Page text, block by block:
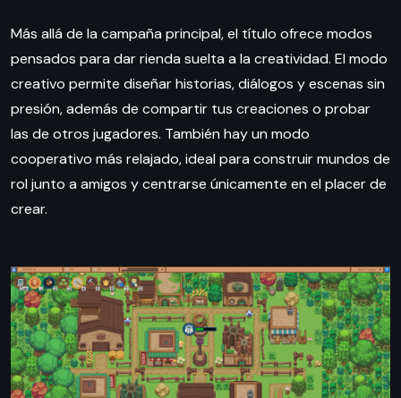
Más allá de la campaña principal, el título ofrece modos
pensados para dar rienda suelta a la creatividad. El modo
creativo permite diseñar historias, diálogos y escenas sin
presión, además de compartir tus creaciones o probar
las de otros jugadores. También hay un modo
cooperativo más relajado, ideal para construir mundos de
rol junto a amigos y centrarse únicamente en el placer de
crear.